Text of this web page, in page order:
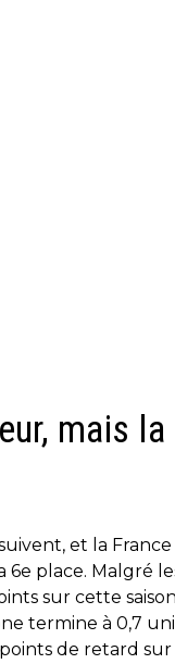
mais la
et la France
6e place. Malgré
sur cette
termine à 0,7
de retard